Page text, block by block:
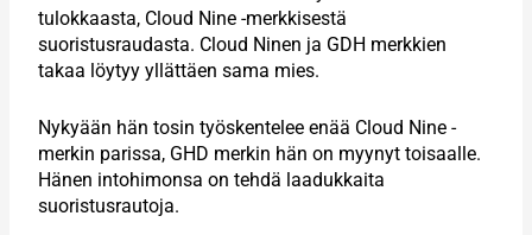
tulokkaasta, Cloud Nine -merkkisestä
suoristusraudasta. Cloud Ninen ja GDH merkkien
takaa löytyy yllättäen sama mies.
Nykyään hän tosin työskentelee enää Cloud Nine -
merkin parissa, GHD merkin hän on myynyt toisaalle.
Hänen intohimonsa on tehdä laadukkaita
suoristusrautoja.